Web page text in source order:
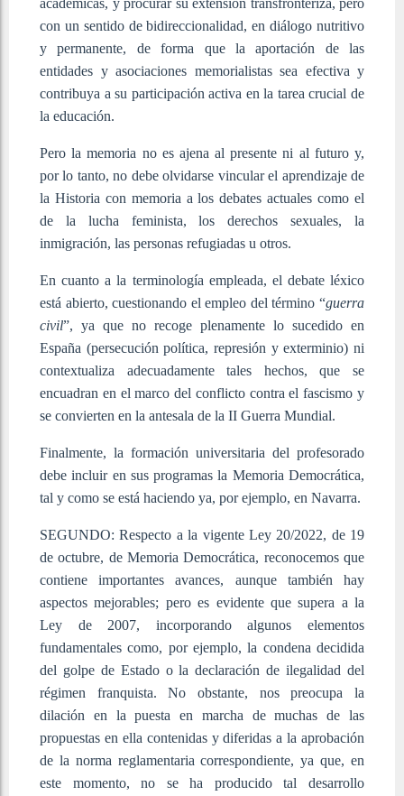
con un sentido de bidireccionalidad, en diálogo nutritivo
y permanente, de forma que la aportación de las
entidades y asociaciones memorialistas sea efectiva y
contribuya a su participación activa en la tarea crucial de
la educación.
Pero la memoria no es ajena al presente ni al futuro y,
por lo tanto, no debe olvidarse vincular el aprendizaje de
la Historia con memoria a los debates actuales como el
de la lucha feminista, los derechos sexuales, la
inmigración, las personas refugiadas u otros.
En cuanto a la terminología empleada, el debate léxico
está abierto, cuestionando el empleo del término “guerra
civil”, ya que no recoge plenamente lo sucedido en
España (persecución política, represión y exterminio) ni
contextualiza adecuadamente tales hechos, que se
encuadran en el marco del conflicto contra el fascismo y
se convierten en la antesala de la II Guerra Mundial.
Finalmente, la formación universitaria del profesorado
debe incluir en sus programas la Memoria Democrática,
tal y como se está haciendo ya, por ejemplo, en Navarra.
SEGUNDO: Respecto a la vigente Ley 20/2022, de 19
de octubre, de Memoria Democrática, reconocemos que
contiene importantes avances, aunque también hay
aspectos mejorables; pero es evidente que supera a la
Ley de 2007, incorporando algunos elementos
fundamentales como, por ejemplo, la condena decidida
del golpe de Estado o la declaración de ilegalidad del
régimen franquista. No obstante, nos preocupa la
dilación en la puesta en marcha de muchas de las
propuestas en ella contenidas y diferidas a la aprobación
de la norma reglamentaria correspondiente, ya que, en
este momento, no se ha producido tal desarrollo